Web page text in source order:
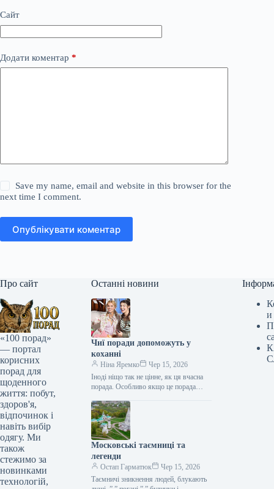
Сайт
Додати коментар *
Save my name, email and website in this browser for the
next time I comment.
Опублікувати коментар
Про сайт
«100 порад»
— портал
корисних
порад для
щоденного
життя: побут,
здоров'я,
відпочинок і
навіть вибір
одягу. Ми
також
стежимо за
новинками
технологій,
Останні новини
Чиї поради допоможуть у
коханні
Ніна Яремко
Чер 15, 2026
Іноді ніщо так не цінне, як ця вчасна
порада. Особливо якщо це порада
косметолога, тренера, стиліста…
Московські таємниці та
легенди
Остап Гарматюк
Чер 15, 2026
Таємничі зникнення людей, блукають
и